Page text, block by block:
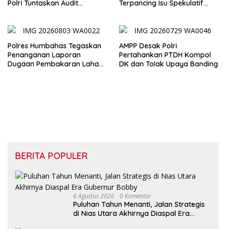
Polri Tuntaskan Audit
Terpancing Isu Spekulatif
Polres Humbahas Tegaskan
Penanganan Laporan
Dugaan Pembakaran Lahan
AMPP Desak Polri
Pertahankan PTDH Kompol
DK dan Tolak Upaya Banding
BERITA POPULER
6 Agustus 2026 0 Komentar
Puluhan Tahun Menanti, Jalan Strategis
di Nias Utara Akhirnya Diaspal Era